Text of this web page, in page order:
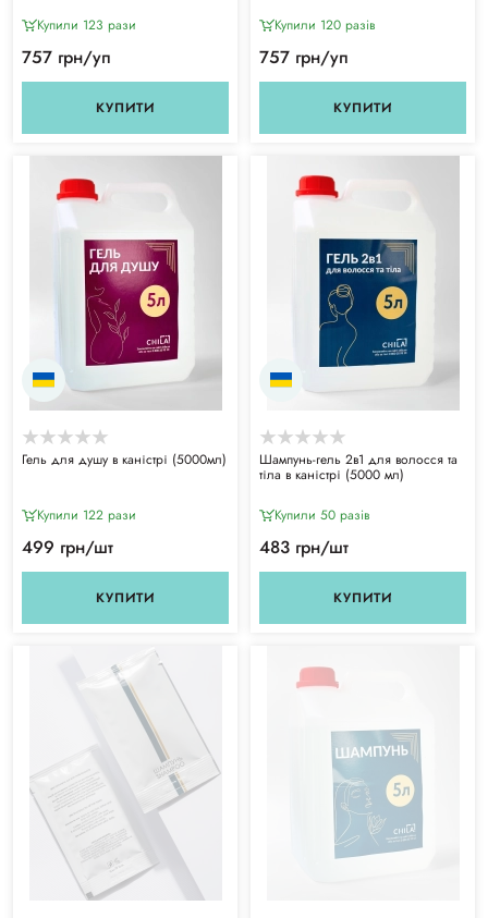
Купили 123 рази
757 грн/уп
КУПИТИ
Купили 120 разiв
757 грн/уп
КУПИТИ
Гель для душу в каністрі (5000мл)
Купили 122 рази
499 грн/шт
КУПИТИ
Шампунь-гель 2в1 для волосся та
тіла в каністрі (5000 мл)
Купили 50 разiв
483 грн/шт
КУПИТИ